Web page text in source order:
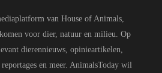
van House of Animals,
voor dier, natuur en milieu. Op
dierennieuws, opinieartikelen,
en meer. AnimalsToday wil